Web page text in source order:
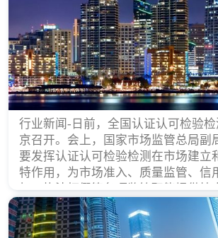
行业新闻-日前，全国认证认可检验
京召开。会上，国家市场监管总局副
要发挥认证认可检验检测在市场建立
特作用，为市场准入、质量监管、信
权、执法打假等各项监管职能提供技
据。